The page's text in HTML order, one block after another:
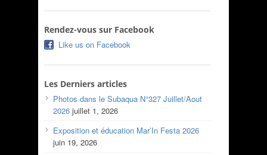
Rendez-vous sur Facebook
Like us on Facebook
Les Derniers articles
Photos dans le Subaqua N°327 Juillet/Aout
2026 juillet 1, 2026
Exposition et éducation Mar’In Festa 2026
juin 19, 2026